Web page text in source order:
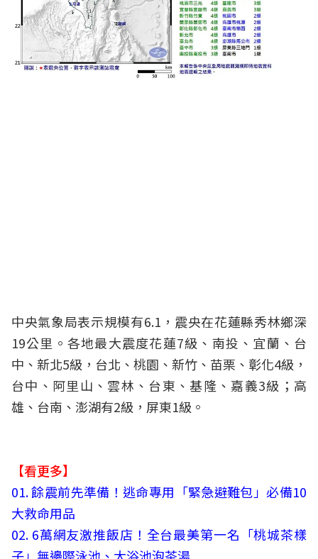
中央氣象局表示規模有6.1，震央在花蓮縣秀林鄉深
19公里。各地最大震度花蓮7級、南投、宜蘭、台
中、新北5級，台北、桃園、新竹、苗栗、彰化4級，
台中、阿里山、雲林、台東、基隆、嘉義3級；高
雄、台南、澎湖有2級，屏東1級。
【看更多】
01.餘震前先準備！逃命專用「緊急避難包」必備10
大救命用品
02. 6萬網友激推飯店！全台最美第一名「桃城茶樣